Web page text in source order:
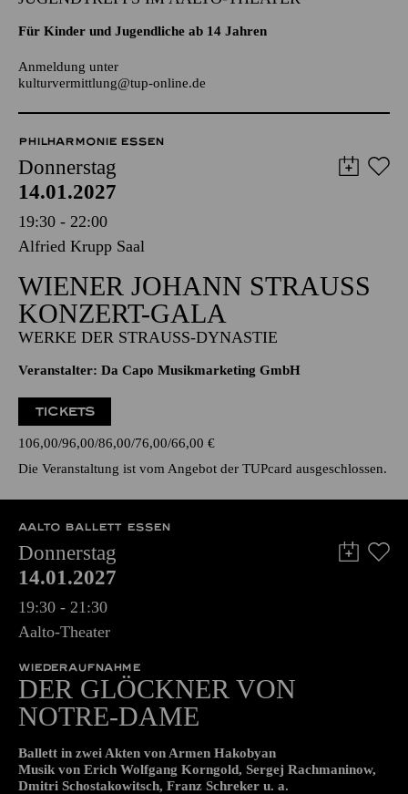
AALTO LABS
Für Kinder und Jugendliche ab 14 Jahren
kulturvermittlung@tup-online.de
PHILHARMONIE ESSEN
Donnerstag
14.01.2027
19:30 - 22:00
Alfried Krupp Saal
WIENER JOHANN STRAUSS K
ONZERT-GALA
WERKE DER STRAUSS-DYNASTIE
Veranstalter: Da Capo Musikmarketing GmbH
TICKETS
106,00 96,00 86,00 76,00 66,00€
Die Veranstaltung ist vom Angebot der TUPcard ausgeschlossen.
AALTO BALLETT ESSEN
Donnerstag
14.01.2027
19:30 - 21:30
Aalto-Theater
WIEDERAUFNAHME
DER GLÖCKNER­ VON
NOTRE-DAME